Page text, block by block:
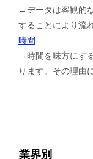
→データは客観的
することにより流
時間
→時間を味方にす
ります。その理由
業界別